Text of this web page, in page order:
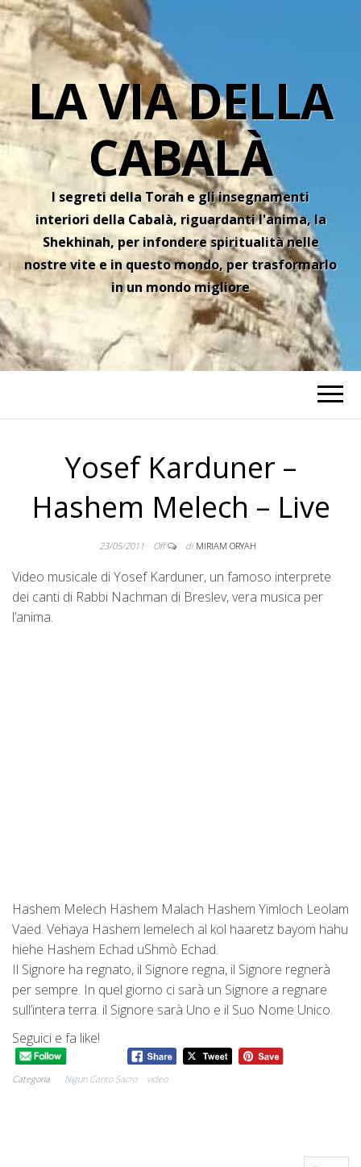
LA VIA DELLA
CABALÀ
I segreti della Torah e gli insegnamenti
interiori della Cabalà, riguardanti l'anima, la
Shekhinah, per infondere spiritualità nelle
nostre vite e in questo mondo, per trasformarlo
in un mondo migliore
Yosef Karduner –
Hashem Melech – Live
23/05/2011 Off di MIRIAM ORYAH
Video musicale di Yosef Karduner, un famoso interprete
dei canti di Rabbi Nachman di Breslev, vera musica per
l’anima.
Hashem Melech Hashem Malach Hashem Yimloch Leolam
Vaed. Vehaya Hashem lemelech al kol haaretz bayom hahu
hiehe Hashem Echad uShmò Echad.
Il Signore ha regnato, il Signore regna, il Signore regnerà
per sempre. In quel giorno ci sarà un Signore a regnare
sull’intera terra. il Signore sarà Uno e il Suo Nome Unico.
Seguici e fa like!
Categoria Nigun Canto Sacro video